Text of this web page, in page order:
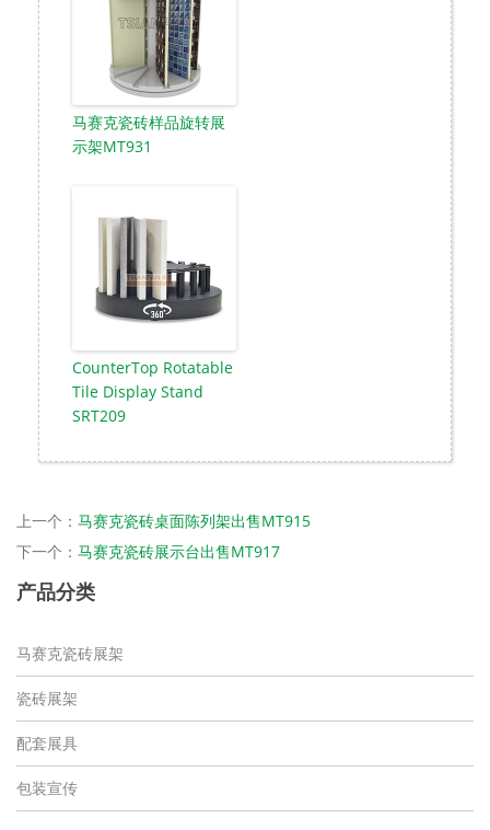
马赛克瓷砖样品旋转展
示架MT931
CounterTop Rotatable
Tile Display Stand
SRT209
上一个： 马赛克瓷砖桌面陈列架出售MT915
下一个： 马赛克瓷砖展示台出售MT917
产品分类
马赛克瓷砖展架
瓷砖展架
配套展具
包装宣传